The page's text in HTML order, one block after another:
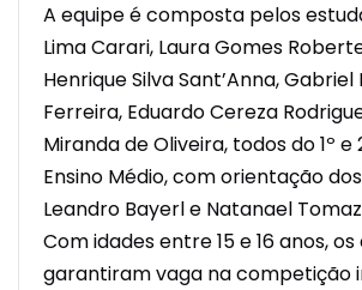
A equipe é composta pelos
Lima Carari, Laura Gomes
Henrique Silva Sant’Anna,
Ferreira, Eduardo Cereza
Miranda de Oliveira, todos do 1º e
Ensino Médio, com orientação
Leandro Bayerl e Natanael
Com idades entre 15 e 16 anos, os
garantiram vaga na competição